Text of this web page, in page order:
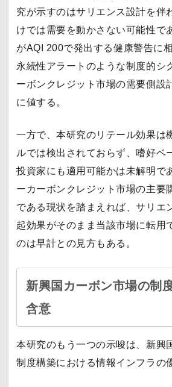
究が示すのはサリエンス設計を伴
けでは需要を動かさない可能性で
がAQI 200で発出する健康警告に
永続性アラートのような制度的シ
ーボンクレジット市場の需要側設
に値する。
一方で、本研究のリテール効果は
ルでは検出されておらず、嗜好ベ
投資家にも適用可能かは未解明で
ーカーボンクレジット市場の主要
である現状を踏まえれば、サリエ
起効果がそのまま当該市場に転用
のは早計との見方もある。
新興国カーボン市場の制
含意
本研究のもう一つの示唆は、新興
制度構築における情報インフラの